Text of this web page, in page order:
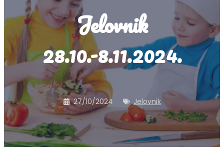
Jelovnik
28.10.-8.11.2024.
27/10/2024 Jelovnik